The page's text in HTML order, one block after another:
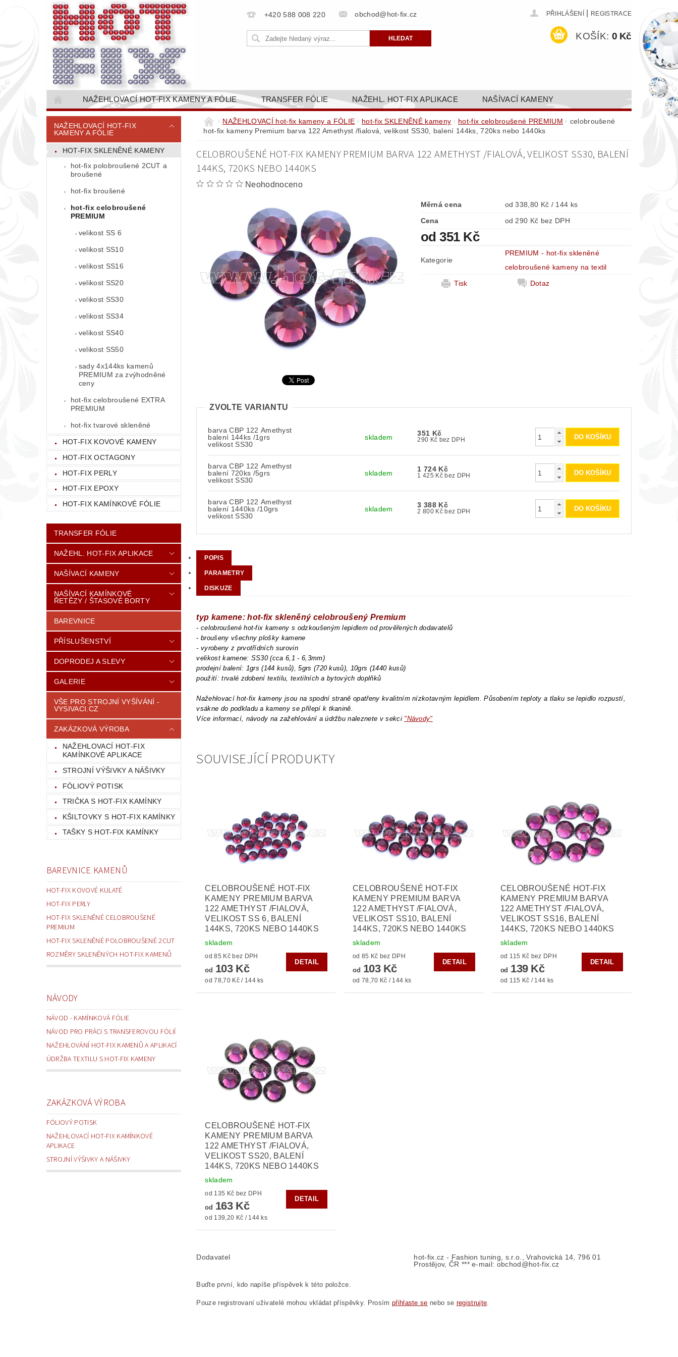
+420 588 008 220 obchod@hot-fix.cz PŘIHLÁŠENÍ REGISTRACE
KOŠÍK: 0 Kč
NAŽEHLOVACÍ HOT-FIX KAMENY A FÓLIE TRANSFER FÓLIE NAŽEHL. HOT-FIX APLIKACE NAŠÍVACÍ KAMENY
NAŠÍVACÍ KAMÍNKOVÉ ŘETĚZY / ŠTASOVÉ BORTY BAREVNICE PŘÍSLUŠENSTVÍ DOPRODEJ A SLEVY GALERIE
VŠE PRO STROJNÍ VYŠÍVÁNÍ - VYSIVACI.CZ ZAKÁZKOVÁ VÝROBA NAPIŠTE NÁM KONTAKTY FA FASHION TUNING, S.R.O.
BAREVNICE KAMENŮ NÁVODY OBCHODNÍ PODMÍNKY PRO E-SHOP HOT-FIX.CZ ZÁSADY OCHRANY OSOBNÍCH ÚDAJŮ
CENÍK DOPRAVY (NÁKLADŮ EXPEDICE) PLATNÝ OD 14. 1.2025
NAŽEHLOVACÍ HOT-FIX
KAMENY A FÓLIE
HOT-FIX SKLENĚNÉ KAMENY
hot-fix polobroušené 2CUT a
broušené
hot-fix broušené
hot-fix celobroušené
PREMIUM
velikost SS 6
velikost SS10
velikost SS16
velikost SS20
velikost SS30
velikost SS34
velikost SS40
velikost SS50
sady 4x144ks kamenů
PREMIUM za zvýhodněné
ceny
hot-fix celobroušené EXTRA
PREMIUM
hot-fix tvarové skleněné
HOT-FIX KOVOVÉ KAMENY
HOT-FIX OCTAGONY
HOT-FIX PERLY
HOT-FIX EPOXY
HOT-FIX KAMÍNKOVÉ FÓLIE
TRANSFER FÓLIE
NAŽEHL. HOT-FIX APLIKACE
NAŠÍVACÍ KAMENY
NAŠÍVACÍ KAMÍNKOVÉ
ŘETĚZY / ŠTASOVÉ BORTY
BAREVNICE
PŘÍSLUŠENSTVÍ
DOPRODEJ A SLEVY
GALERIE
VŠE PRO STROJNÍ VYŠÍVÁNÍ -
VYSIVACI.CZ
ZAKÁZKOVÁ VÝROBA
NAŽEHLOVACÍ HOT-FIX
KAMÍNKOVÉ APLIKACE
STROJNÍ VÝŠIVKY A NÁŠIVKY
FÓLIOVÝ POTISK
TRIČKA S HOT-FIX KAMÍNKY
KŠILTOVKY S HOT-FIX KAMÍNKY
TAŠKY S HOT-FIX KAMÍNKY
BAREVNICE KAMENŮ
HOT-FIX KOVOVÉ KULATÉ
HOT-FIX PERLY
HOT-FIX SKLENĚNÉ CELOBROUŠENÉ
PREMIUM
HOT-FIX SKLENĚNÉ POLOBROUŠENÉ 2CUT
ROZMĚRY SKLENĚNÝCH HOT-FIX KAMENŮ
NÁVODY
NÁVOD - KAMÍNKOVÁ FÓLIE
NÁVOD PRO PRÁCI S TRANSFEROVOU FÓLIÍ
NAŽEHLOVÁNÍ HOT-FIX KAMENŮ A APLIKACÍ
ÚDRŽBA TEXTILU S HOT-FIX KAMENY
ZAKÁZKOVÁ VÝROBA
FÓLIOVÝ POTISK
NAŽEHLOVACÍ HOT-FIX KAMÍNKOVÉ
APLIKACE
STROJNÍ VÝŠIVKY A NÁŠIVKY
NAŽEHLOVACÍ hot-fix kameny a FÓLIE hot-fix SKLENĚNÉ kameny hot-fix celobroušené PREMIUM
celobroušené
hot-fix kameny Premium barva 122 Amethyst /fialová, velikost SS30, balení 144ks, 720ks nebo 1440ks
CELOBROUŠENÉ HOT-FIX KAMENY PREMIUM BARVA 122 AMETHYST /FIALOVÁ, VELIKOST SS30, BALENÍ
144KS, 720KS NEBO 1440KS
Neohodnoceno
Měrná cena
od 338,80 Kč / 144 ks
Cena
od 290 Kč bez DPH
od 351 Kč
Kategorie
PREMIUM - hot-fix skleněné
celobroušené kameny na textil
Tisk
Dotaz
ZVOLTE VARIANTU
barva CBP 122 Amethyst
balení 144ks /1grs
velikost SS30
skladem 351 Kč
290 Kč bez DPH
barva CBP 122 Amethyst
balení 720ks /5grs
velikost SS30
skladem 1 724 Kč
1 425 Kč bez DPH
barva CBP 122 Amethyst
balení 1440ks /10grs
velikost SS30
skladem 3 388 Kč
2 800 Kč bez DPH
POPIS
PARAMETRY
DISKUZE
typ kamene: hot-fix skleněný celobroušený Premium
- celobroušené hot-fix kameny s odzkoušeným lepidlem od prověřených dodavatelů
- broušeny všechny plošky kamene
- vyrobeny z prvotřídních surovin
velikost kamene: SS30 (cca 6,1 - 6,3mm)
prodejní balení: 1grs (144 kusů), 5grs (720 kusů), 10grs (1440 kusů)
použití: trvalé zdobení textilu, textilních a bytových doplňků
Nažehlovací hot-fix kameny jsou na spodní straně opatřeny kvalitním nízkotavným lepidlem. Působením teploty a tlaku se lepidlo rozpustí,
vsákne do podkladu a kameny se přilepí k tkanině.
Více informací, návody na zažehlování a údržbu naleznete v sekci "Návody"
SOUVISEJÍCÍ PRODUKTY
CELOBROUŠENÉ HOT-FIX
KAMENY PREMIUM BARVA
122 AMETHYST /FIALOVÁ,
VELIKOST SS 6, BALENÍ
144KS, 720KS NEBO 1440KS
skladem
od 85 Kč bez DPH
od 103 Kč
od 78,70 Kč / 144 ks
DETAIL
CELOBROUŠENÉ HOT-FIX
KAMENY PREMIUM BARVA
122 AMETHYST /FIALOVÁ,
VELIKOST SS10, BALENÍ
144KS, 720KS NEBO 1440KS
skladem
od 85 Kč bez DPH
od 103 Kč
od 78,70 Kč / 144 ks
DETAIL
CELOBROUŠENÉ HOT-FIX
KAMENY PREMIUM BARVA
122 AMETHYST /FIALOVÁ,
VELIKOST SS16, BALENÍ
144KS, 720KS NEBO 1440KS
skladem
od 115 Kč bez DPH
od 139 Kč
od 115 Kč / 144 ks
DETAIL
CELOBROUŠENÉ HOT-FIX
KAMENY PREMIUM BARVA
122 AMETHYST /FIALOVÁ,
VELIKOST SS20, BALENÍ
144KS, 720KS NEBO 1440KS
skladem
od 135 Kč bez DPH
od 163 Kč
od 139,20 Kč / 144 ks
DETAIL
Dodavatel
hot-fix.cz - Fashion tuning, s.r.o., Vrahovická 14, 796 01
Prostějov, ČR *** e-mail: obchod@hot-fix.cz
Buďte první, kdo napíše příspěvek k této položce.
Pouze registrovaní uživatelé mohou vkládat příspěvky. Prosím přihlaste se nebo se registrujte